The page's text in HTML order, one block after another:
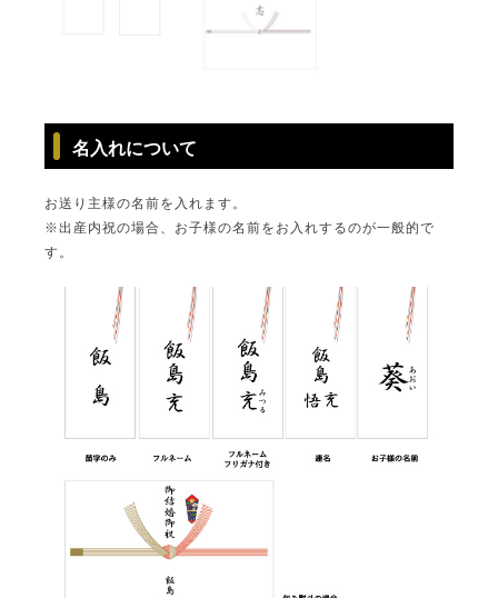
よくある質問
食べ方レシピ
焼き方レシピ
牛肉部位一覧
みそ漬け
シャルキュトリー
コーンスープ
手造りタレ
プレミアムギフト
商品券
ギフトカテゴリー一覧
名入れについて
お送り主様の名前を入れます。
※出産内祝の場合、お子様の名前をお入れするのが一般的で
す。